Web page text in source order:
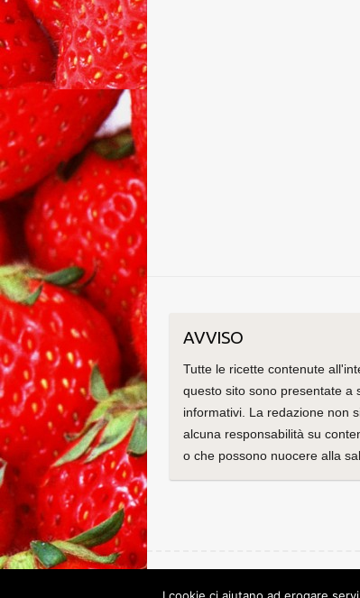
AVVISO
Tutte le ricette contenute
questo sito sono presentate a
informativi. La redazione non
alcuna responsabilità su
o che possono nuocere alla